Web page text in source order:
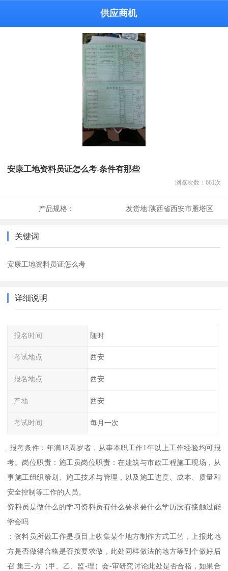
供应商机
安康工地资料员证怎么考-条件有那些
浏览次数： 661 次
产品规格： 发货地:陕西省西安市雁塔区
关键词
安康工地资料员证怎么考
详细说明
报名时间 随时
考试地点 西安
报名地点 西安
产地 西安
考试时间 每月一次
.报考条件：年满18周岁者，从事本职工作1年以上工作经验均可报
考。岗位职责：施工员岗位职责：在建筑与市政工程施工现场，从
事施工组织策划、施工技术与管理，以及施工进度、成本、质量和
安全控制等工作的人员。
资料员是做什么的学习资料员有什么要求要什么学历没有接触过能
学会吗
：资料员所做工作是项目上收集某个地方制作方式工艺，上报此地
方是否做得合格是否按要求做，此处同样做法的地方等到个做好后
召 集三-方（甲、乙、监-理）会-审研究讨论此处是否合格，如果合